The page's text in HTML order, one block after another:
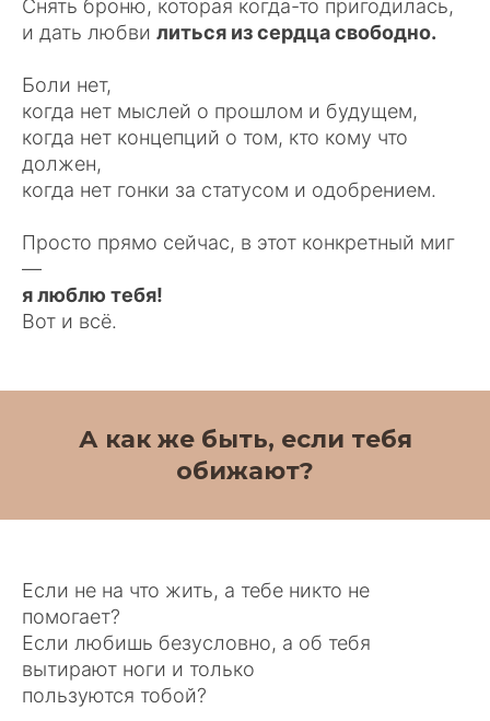
Снять броню, которая когда-то пригодилась,
и дать любви литься из сердца свободно.
Боли нет,
когда нет мыслей о прошлом и будущем,
когда нет концепций о том, кто кому что
должен,
когда нет гонки за статусом и одобрением.
Просто прямо сейчас, в этот конкретный миг
—
я люблю тебя!
Вот и всё.
А как же быть, если тебя
обижают?
Если не на что жить, а тебе никто не
помогает?
Если любишь безусловно, а об тебя
вытирают ноги и только
пользуются тобой?